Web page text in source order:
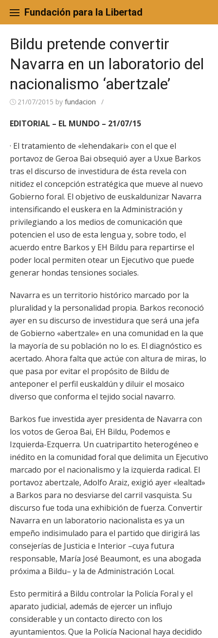
content
Fundación para la Libertad
Bildu pretende convertir
Navarra en un laboratorio del
nacionalismo ‘abertzale’
21/07/2015 by fundacion /
EDITORIAL – EL MUNDO – 21/07/15
· El tratamiento de «lehendakari» con el que el
portavoz de Geroa Bai obsequió ayer a Uxue Barkos
tras el discurso de investidura de ésta revela con
nitidez el concepción estratégica que mueve al nuevo
Gobierno foral. El objetivo de euskaldunizar Navarra
intensificando el euskera en la Administración y
privilegiando a los medios de comunicación que
potencien el uso de esta lengua y, sobre todo, el
acuerdo entre Barkos y EH Bildu para repartirse el
poder local permiten otear un Ejecutivo que puede
generar hondas tensiones sociales.
Navarra es un territorio histórico marcado por la
pluralidad y la personalidad propia. Barkos reconoció
ayer en su discurso de investidura que será una jefa
de Gobierno «abertzale» en una comunidad en la que
la mayoría de su población no lo es. El diagnóstico es
acertado. Ahora falta que actúe con altura de miras, lo
que pasa por evitar el propósito de Bildu de
anteponer el perfil euskaldún y diluir el mosaico
diverso que conforma el tejido social navarro.
Barkos fue investida ayer presidenta de Navarra con
los votos de Geroa Bai, EH Bildu, Podemos e
Izquierda-Ezquerra. Un cuatripartito heterogéneo e
inédito en la comunidad foral que delimita un Ejecutivo
marcado por el nacionalismo y la izquierda radical. El
portavoz abertzale, Adolfo Araiz, exigió ayer «lealtad»
a Barkos para no desviarse del carril vasquista. Su
discurso fue toda una exhibición de fuerza. Convertir
Navarra en un laboratorio nacionalista es ya un
empeño indisimulado para el partido que dirigirá las
consejerías de Justicia e Interior –cuya futura
responsable, María José Beaumont, es una abogada
próxima a Bildu– y la de Administración Local.
Esto permitirá a Bildu controlar la Policía Foral y el
aparato judicial, además de ejercer un influjo
considerable y un contacto directo con los
ayuntamientos. Que la Policía Nacional haya decidido